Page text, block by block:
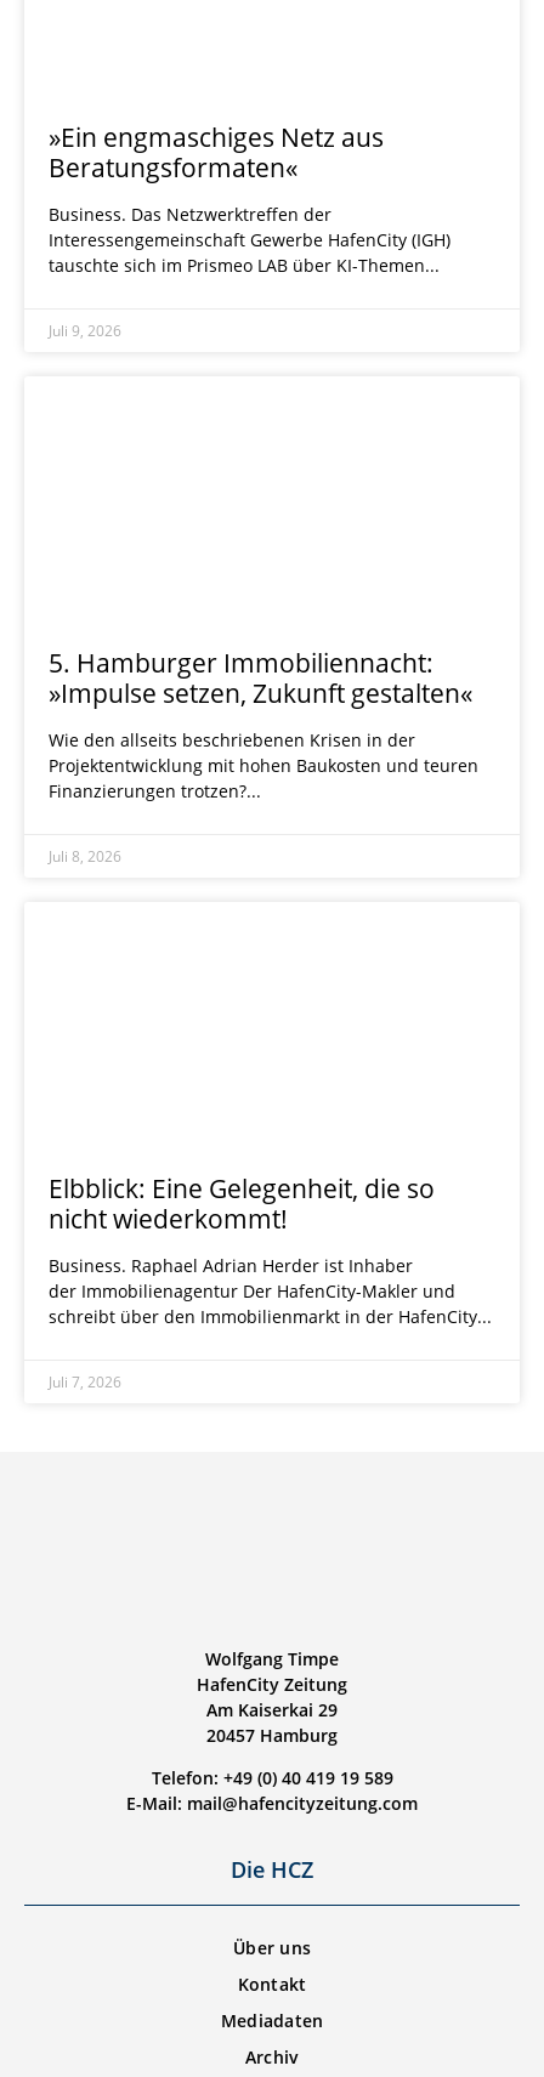
»Ein engmaschiges Netz aus
Beratungsformaten«
Business. Das Netzwerktreffen der
Interessengemeinschaft Gewerbe HafenCity (IGH)
tauschte sich im Prismeo LAB über KI-Themen
Juli 9, 2026
5. Hamburger Immobiliennacht:
»Impulse setzen, Zukunft gestalten«
Wie den allseits beschriebenen Krisen in der
Projektentwicklung mit hohen Baukosten und teuren
Finanzierungen trotzen?
Juli 8, 2026
Elbblick: Eine Gelegenheit, die so
nicht wiederkommt!
Business. Raphael Adrian ­Herder ist Inhaber
der Immobi­lienagentur Der HafenCity-Makler und
schreibt über den Immobilienmarkt in der HafenCity
Juli 7, 2026
Wolfgang Timpe
HafenCity Zeitung
Am Kaiserkai 29
20457 Hamburg
Telefon: +49 (0) 40 419 19 589
E-Mail: mail@hafencityzeitung.com
Die HCZ
Über uns
Kontakt
Mediadaten
Archiv